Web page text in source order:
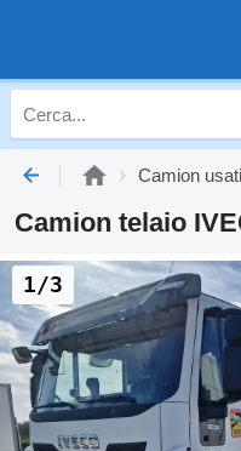
Camion usati
Camion telaio
1/3